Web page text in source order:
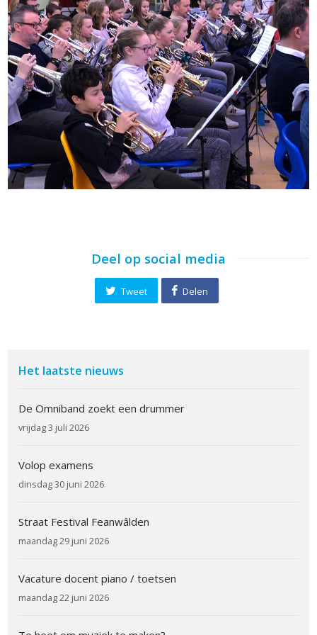
Deel op social media
Tweet Delen
Het laatste nieuws
De Omniband zoekt een drummer
vrijdag 3 juli 2026
Volop examens
dinsdag 30 juni 2026
Straat Festival Feanwâlden
maandag 29 juni 2026
Vacature docent piano / toetsen
maandag 22 juni 2026